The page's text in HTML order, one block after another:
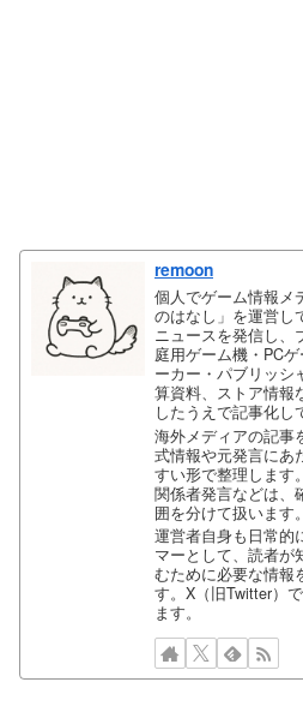
remoon
個人でゲーム情報メ
のはなし」を運営し
ニュースを発信し、
庭用ゲーム機・PC
ーカー・パブリッシ
算資料、ストア情報
したうえで記事化し
海外メディアの記事
式情報や元発言にあ
すい形で整理します
関係者発言などは、
囲を分けて扱います。
運営者自身も日常的
マーとして、読者が
むために必要な情報
す。X（旧Twitter）
ます。